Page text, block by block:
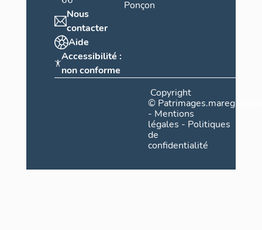
Nous
contacter
Aide
Accessibilité :
non conforme
Ponçon
Copyright
©
- Mentions
légales - Politiques
de
confidentialité